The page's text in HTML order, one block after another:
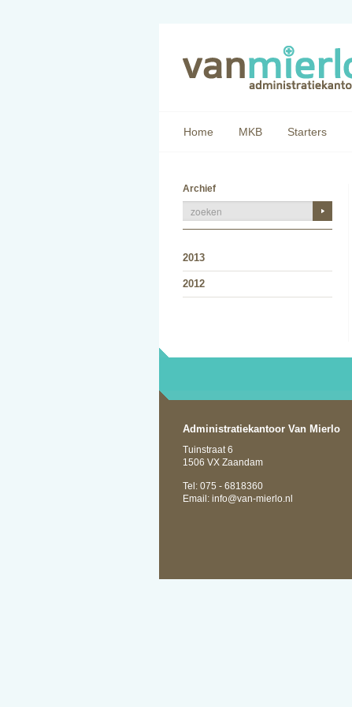
Home MKB Starters
Archief
2013
2012
Administratiekantoor Van Mierlo
Tuinstraat 6
1506 VX Zaandam
Tel: 075 - 6818360
Email: info@van-mierlo.nl